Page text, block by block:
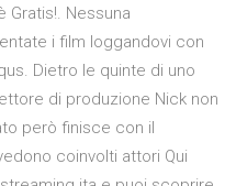
Gratis!. Nessuna
i film loggandovi con
Dietro le quinte di uno
di produzione Nick non
però finisce con il
coinvolti attori Qui